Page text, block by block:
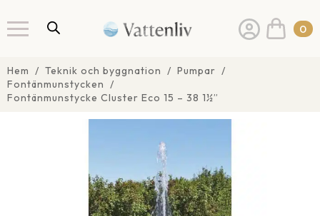
0
Hem Teknik och byggnation
Pumpar
Fontänmunstycken
Fontänmunstycke Cluster Eco 15 – 38 1½”